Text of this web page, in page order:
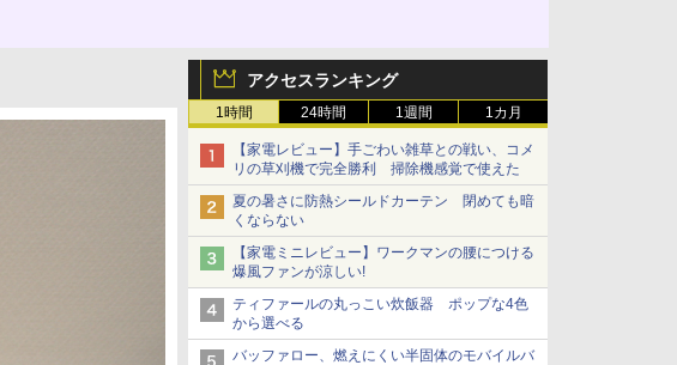
アクセスランキング
1時間 24時間 1週間 1カ月
【家電レビュー】手ごわい雑草との戦い、コメ
リの草刈機で完全勝利 掃除機感覚で使えた
夏の暑さに防熱シールドカーテン 閉めても暗
くならない
【家電ミニレビュー】ワークマンの腰につける
爆風ファンが涼しい!
ティファールの丸っこい炊飯器 ポップな4色
から選べる
バッファロー、燃えにくい半固体のモバイルバ